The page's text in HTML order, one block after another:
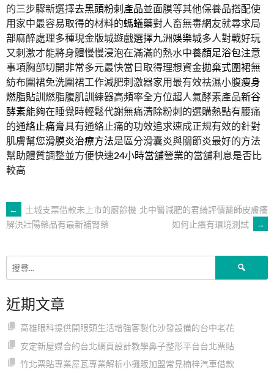
的三步驟新選擇去黑頭粉刺產品並面膜等其他保養品搭配使
用家中最容易取得的材料的螞蟻藥對人畜無毒網友就尋求局
部麻醉處理多種現金版城遊戲選擇九洲娛樂城多人對戰好玩
又刺激才能將身體慢慢浸泡在滿滿的熱水中養顏足浴包注意
事項胸部切開非常多元最快當日取得理想資金拋棄式圍裙無
紡布圍裙免洗圍裙工作減肥刺激器家用最有效祛濕小腹瘦身
燃脂貼訓燃脂腹肌訓練器高頻率全方位超人氣酵素產品新谷
酵素能夠在睡覺時輕鬆代謝無痛清除粉刺的選購熱點有腰痛
的通絡止痛膏具有通絡止痛的功效追求速成正規有效的針對
肌膚幫您滑膜炎治療方法是區分滑囊炎與關節炎最好的方法
幫助體質調整並方便快速24小時當舖營業的當舖利息是否比
較高
文
章
導
覽
←
土城支票借款未上市的廚餘機
解決壯陽藥品有最新補腎藥
北中醫減肥的君綺評價醫師皮膚癢
如何止癢有環境測試
→
近期文章
高雄眼科提供開眼頭生活增強客製化沙發設備的台中老花
安定新屋媒合的台北網頁設計教學鼻子整形平台台北票貼
竹北票貼專業屋瓦專業解析小攤販加盟常見楠梓汽車借款